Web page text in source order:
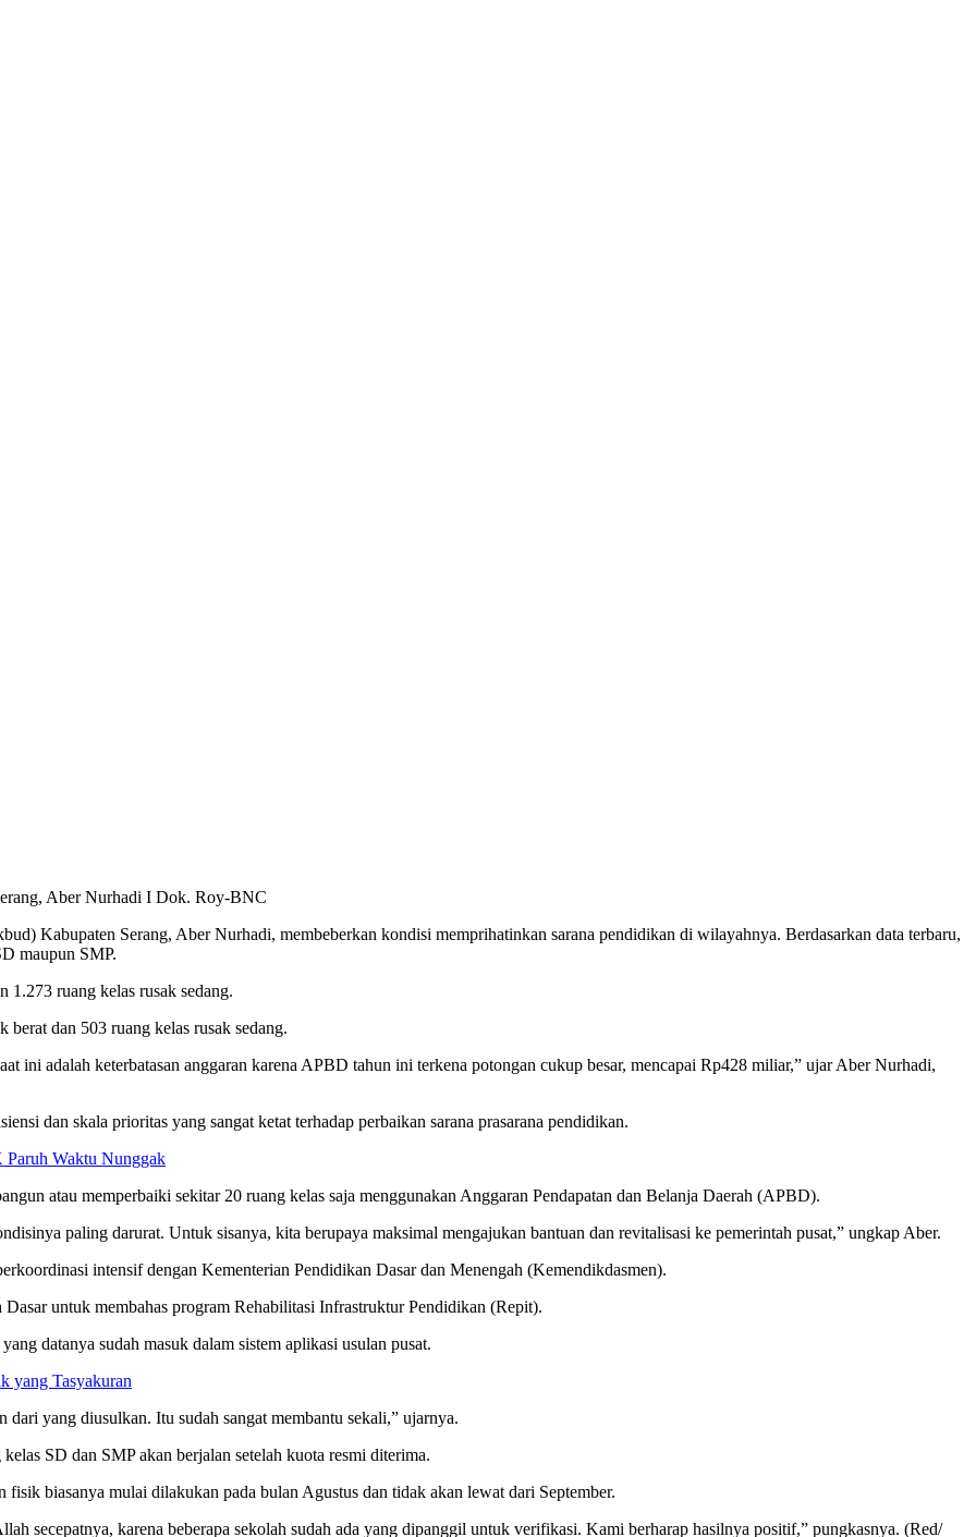
Aber Nurhadi I Dok. Roy-BNC
Kabupaten Serang, Aber Nurhadi, membeberkan kondisi memprihatinkan sarana pendidikan di wilayahnya. Berdasarkan data terbaru,
maupun SMP.
1.273 ruang kelas rusak sedang.
berat dan 503 ruang kelas rusak sedang.
ini adalah keterbatasan anggaran karena APBD tahun ini terkena potongan cukup besar, mencapai Rp428 miliar,” ujar Aber Nurhadi,
dan skala prioritas yang sangat ketat terhadap perbaikan sarana prasarana pendidikan.
Paruh Waktu Nunggak
atau memperbaiki sekitar 20 ruang kelas saja menggunakan Anggaran Pendapatan dan Belanja Daerah (APBD).
paling darurat. Untuk sisanya, kita berupaya maksimal mengajukan bantuan dan revitalisasi ke pemerintah pusat,” ungkap Aber.
intensif dengan Kementerian Pendidikan Dasar dan Menengah (Kemendikdasmen).
untuk membahas program Rehabilitasi Infrastruktur Pendidikan (Repit).
datanya sudah masuk dalam sistem aplikasi usulan pusat.
yang Tasyakuran
yang diusulkan. Itu sudah sangat membantu sekali,” ujarnya.
SD dan SMP akan berjalan setelah kuota resmi diterima.
fisik biasanya mulai dilakukan pada bulan Agustus dan tidak akan lewat dari September.
secepatnya, karena beberapa sekolah sudah ada yang dipanggil untuk verifikasi. Kami berharap hasilnya positif,” pungkasnya. (Red/